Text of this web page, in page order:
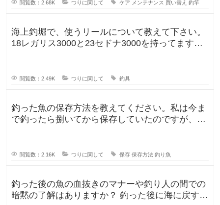
閲覧数：2.68K つりに関して ケア メンテナンス 買い替え 釣竿
海上釣堀で、使うリールについて教えて下さい。
18レガリス3000と23セドナ3000を持ってます。
閲覧数：2.49K つりに関して 釣具
釣った魚の保存方法を教えてください。私は今ま
で釣ったら捌いてから保存していたのですが、人
閲覧数：2.16K つりに関して 保存 保存方法 釣り魚
釣った後の魚の血抜きのマナーや釣り人の間での
暗黙の了解はありますか？ 釣った後に海に戻す